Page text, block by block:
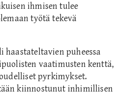
ihmisen tulee
työtä tekevä
haastateltavien puheessa
vaatimusten kenttä,
pyrkimykset.
kiinnostunut inhimillisen